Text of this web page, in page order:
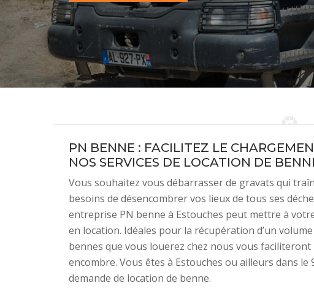
PN BENNE : FACILITEZ LE
NOS SERVICES DE LOCATION DE
Vous souhaitez vous débarrasser de gravats qui
besoins de désencombrer vos lieux de tous ses
entreprise PN benne à Estouches peut mettre à
en location. Idéales pour la récupération d’un
bennes que vous louerez chez nous vous
encombre. Vous êtes à Estouches ou ailleurs dans
demande de location de benne.